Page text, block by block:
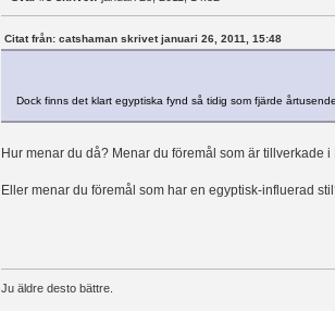
Citat från: catshaman skrivet januari 26, 2011, 15:48
Dock finns det klart egyptiska fynd så tidig som fjärde
Hur menar du då? Menar du föremål som är
Eller menar du föremål som har en egyptisk-influerad
Ju äldre desto bättre.